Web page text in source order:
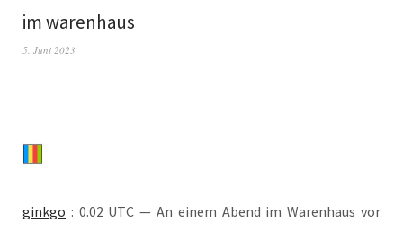
im warenhaus
5. Juni 2023
gink­go : 0.02 UTC — An einem Abend im Waren­haus vor